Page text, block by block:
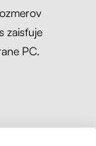
zaisťuje
PC.